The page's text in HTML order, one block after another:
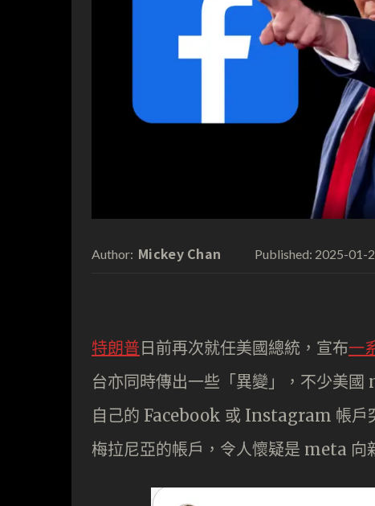
Author: Mickey Chan Published: 2025-01-
特朗普日前再次就任美國總統，宣布一
台亦同時傳出一些「異變」，不少美國
自己的 Facebook 或 Instagram 帳戶
梅拉尼亞的帳戶，令人懷疑是 meta 向